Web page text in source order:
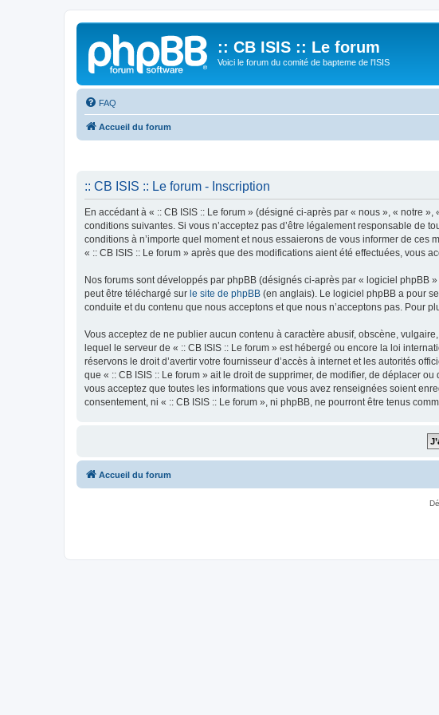
:: CB ISIS :: Le forum
Voici le forum du comité de bapteme de l'ISIS
FAQ
Accueil du forum
:: CB ISIS :: Le forum - Inscription
En accédant à « :: CB ISIS :: Le forum » (désigné ci-après par « nous », « notre
conditions suivantes. Si vous n’acceptez pas d’être légalement responsable de
conditions à n’importe quel moment et nous essaierons de vous informer de
« :: CB ISIS :: Le forum » après que des modifications aient été effectuées, vous
Nos forums sont développés par phpBB (désignés ci-après par « logiciel
peut être téléchargé sur le site de phpBB (en anglais). Le logiciel phpBB a pour
conduite et du contenu que nous acceptons et que nous n’acceptons pas. Pour
Vous acceptez de ne publier aucun contenu à caractère abusif, obscène,
lequel le serveur de « :: CB ISIS :: Le forum » est hébergé ou encore la loi
réservons le droit d’avertir votre fournisseur d’accès à internet et les autorités
que « :: CB ISIS :: Le forum » ait le droit de supprimer, de modifier, de déplacer
vous acceptez que toutes les informations que vous avez renseignées soient
consentement, ni « :: CB ISIS :: Le forum », ni phpBB, ne pourront être tenus
Accueil du forum